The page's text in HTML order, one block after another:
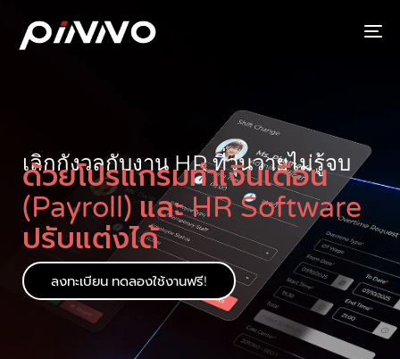
เลิกกังวลกับงาน HR ที่วุ่นวายไม่รู้จบ
ด้วยโปรแกรมทำเงินเดือน
(Payroll) และ HR Software
ปรับแต่งได้
ลงทะเบียน ทดลองใช้งานฟรี!